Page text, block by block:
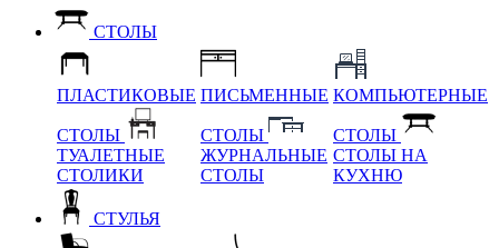
СТОЛЫ
ПЛАСТИКОВЫЕ
СТОЛЫ
ТУАЛЕТНЫЕ
СТОЛИКИ
ПИСЬМЕННЫЕ
СТОЛЫ
ЖУРНАЛЬНЫЕ
СТОЛЫ
КОМПЬЮТЕРНЫЕ
СТОЛЫ
СТОЛЫ НА
КУХНЮ
СТУЛЬЯ